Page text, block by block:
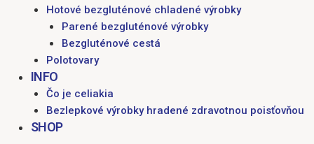
Hotové bezgluténové chladené výrobky
Parené bezgluténové výrobky
Bezgluténové cestá
Polotovary
INFO
Čo je celiakia
Bezlepkové výrobky hradené zdravotnou poisťovňou
SHOP